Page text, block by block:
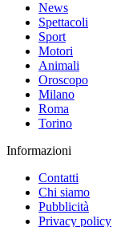
News
Spettacoli
Sport
Motori
Animali
Oroscopo
Milano
Roma
Torino
Informazioni
Contatti
Chi siamo
Pubblicità
Privacy policy